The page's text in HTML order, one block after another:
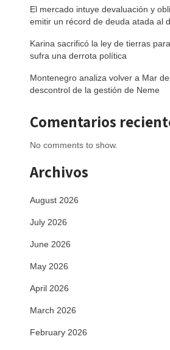
El mercado intuye devaluación y
emitir un récord de deuda atada al
Karina sacrificó la ley de tierras
sufra una derrota política
Montenegro analiza volver a Mar
descontrol de la gestión de Neme
Comentarios
No comments to show.
Archivos
August 2026
July 2026
June 2026
May 2026
April 2026
March 2026
February 2026